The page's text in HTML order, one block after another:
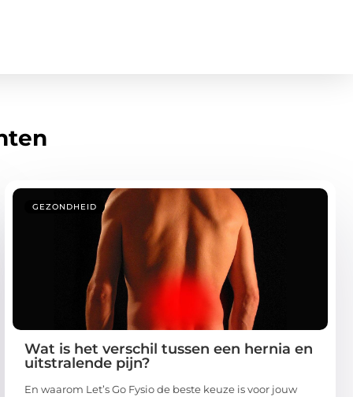
GEZONDHEID
Wat is het verschil tussen een hernia en
uitstralende pijn?
En waarom Let’s Go Fysio de beste keuze is voor jouw